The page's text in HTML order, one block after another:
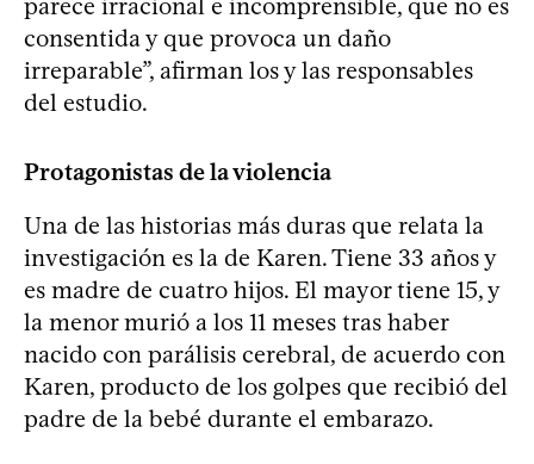
parece irracional e incomprensible, que no es
consentida y que provoca un daño
irreparable”, afirman los y las responsables
del estudio.
Protagonistas de la violencia
Una de las historias más duras que relata la
investigación es la de Karen. Tiene 33 años y
es madre de cuatro hijos. El mayor tiene 15, y
la menor murió a los 11 meses tras haber
nacido con parálisis cerebral, de acuerdo con
Karen, producto de los golpes que recibió del
padre de la bebé durante el embarazo.